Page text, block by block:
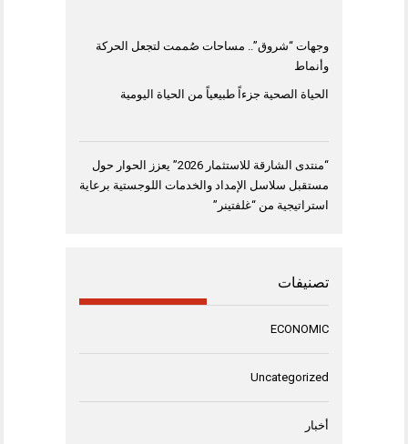
وجهات “شروق”.. مساحات صُممت لتجعل الحركة
وأنماط
الحياة الصحية جزءاً طبيعياً من الحياة اليومية
“منتدى الشارقة للاستثمار 2026” يعزز الحوار حول
مستقبل سلاسل الإمداد والخدمات اللوجستية برعاية
استراتيجية من “غلفتينر”
تصنيفات
ECONOMIC
Uncategorized
أخبار